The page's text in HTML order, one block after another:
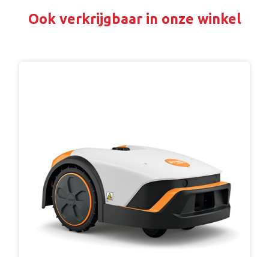
Ook verkrijgbaar in onze winkel